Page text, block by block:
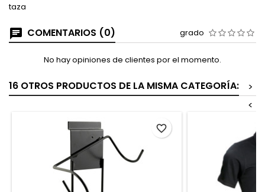
taza
COMENTARIOS (0) grado
No hay opiniones de clientes por el momento.
16 OTROS PRODUCTOS DE LA MISMA CATEGORÍA:
>
<
favorite_border